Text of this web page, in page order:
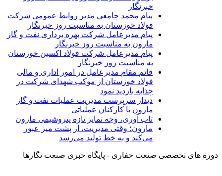
خبرنگار
پیام محمد جامعی مدیر روابط عمومی شرکت
فولاد خوزستان به مناسبت روز خبرنگار
پیام مدیرعامل شرکت بهره برداری نفت و گاز
مارون به مناسبت روز خبرنگار
پیام مدیرعامل شرکت فولاد اکسین خوزستان
به مناسبت روز خبرنگار
قائم مقام مدیرعامل در امور اداری و مالی
فولاد خوزستان از موکب شهدای شرکت در
چذابه بازدید نمود
دیدار سرپرست مدیریت عملیات نفت و گاز
مارون با کارکنان عملیاتی
تاب آوری، وجه تمایز تازه پتروشیمی مارون
مارون؛ وقتی مدیریت، از پشت میز عبور
می‌کند و به خط تولید می‌رسد
دوره های تخصصی صنعت حفاری - پایگاه خبری صنعت نگارها